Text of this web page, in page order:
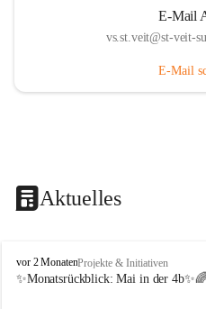
E-Mail
vs.st.veit@st-veit-
E-Mail
Aktuelles
V
o
vor 2 MonatenProjekte & Initiativen
✨Monatsrückblick: Mai in der 4b